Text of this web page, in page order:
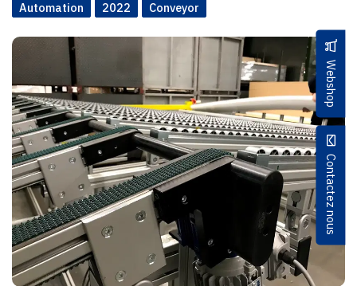
Webshop
Contactez nous
Automation 2022 Conveyor